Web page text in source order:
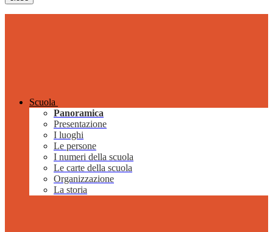
Scuola
Panoramica
Presentazione
I luoghi
Le persone
I numeri della scuola
Le carte della scuola
Organizzazione
La storia